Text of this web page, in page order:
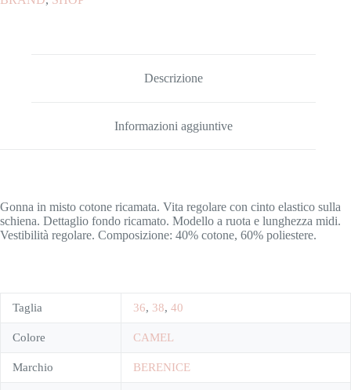
Descrizione
Informazioni aggiuntive
Gonna in misto cotone ricamata. Vita regolare con cinto elastico sulla
schiena. Dettaglio fondo ricamato. Modello a ruota e lunghezza midi.
Vestibilità regolare. Composizione: 40% cotone, 60% poliestere.
Taglia 36, 38, 40
Colore CAMEL
Marchio BERENICE